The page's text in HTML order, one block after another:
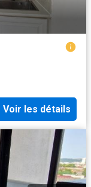
Voir les détails